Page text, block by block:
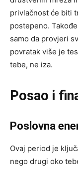
privlačnost će biti
postepeno.
samo da provjeri
povratak više je
tebe, ne iza.
Posao i
Poslovna
Ovaj period je
nego drugi oko